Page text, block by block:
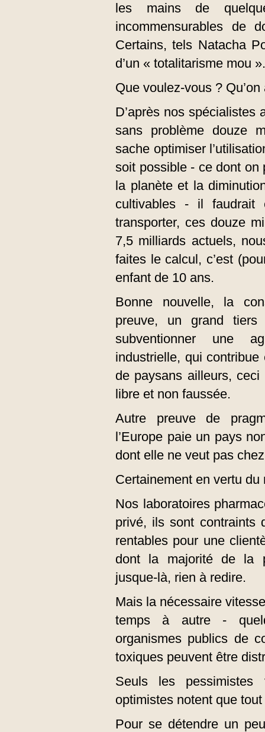
les mains de
incommensurables de
Certains, tels Natacha
d’un « totalitarisme mou ».
Que voulez-vous ?
D’après nos spécialistes
sans problème douze
sache optimiser
soit possible - ce dont on
la planète et la
cultivables - il faudrait
transporter, ces douze
7,5 milliards actuels,
faites le calcul, c’est
enfant de 10 ans.
Bonne nouvelle, la
preuve, un grand
subventionner une
industrielle, qui
de paysans ailleurs,
libre et non faussée.
Autre preuve de
l’Europe paie un pays
dont elle ne veut pas
Certainement en vertu du
Nos laboratoires
privé, ils sont contraints
rentables pour une
dont la majorité de la
jusque-là, rien à redire.
Mais la nécessaire
temps à autre -
organismes publics de
toxiques peuvent être
Seuls les
optimistes notent que
Pour se détendre un